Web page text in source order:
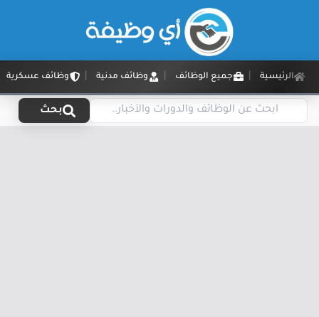
الرئيسية جميع الوظائف وظائف مدنية وظائف عسكرية
بحث